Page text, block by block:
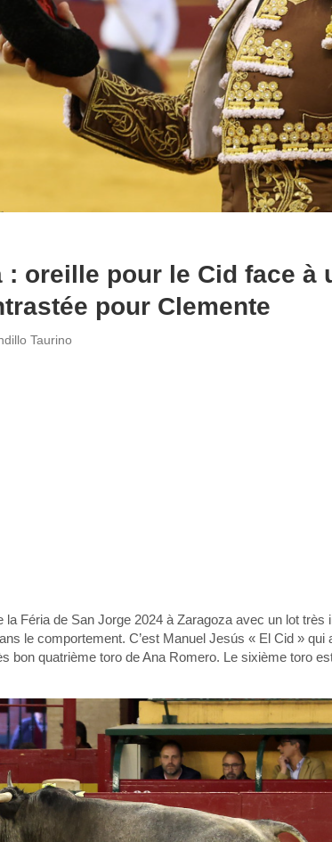
: oreille pour le Cid face à
pour Clemente
Taurino
la Féria de San Jorge 2024 à Zaragoza avec un lot très
le comportement. C’est Manuel Jesús « El Cid »
bon quatrième toro de Ana Romero. Le sixième toro